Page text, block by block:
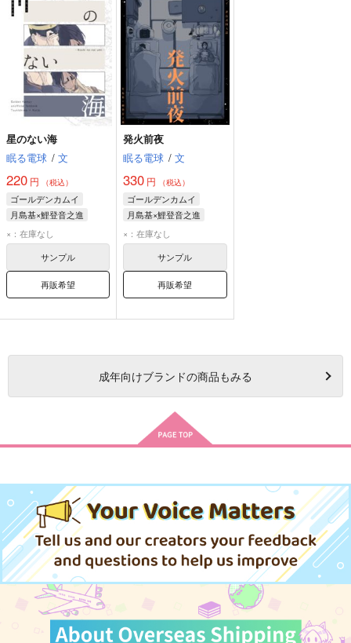
星のない海
眠る電球 / 文
220 円 （税込）
ゴールデンカムイ
月島基×鯉登音之進
月島基
鯉登音之進
×：在庫なし
サンプル
再販希望
発火前夜
眠る電球 / 文
330 円 （税込）
ゴールデンカムイ
月島基×鯉登音之進
月島基
鯉登音之進
×：在庫なし
サンプル
再販希望
成年向けブランドの商品もみる